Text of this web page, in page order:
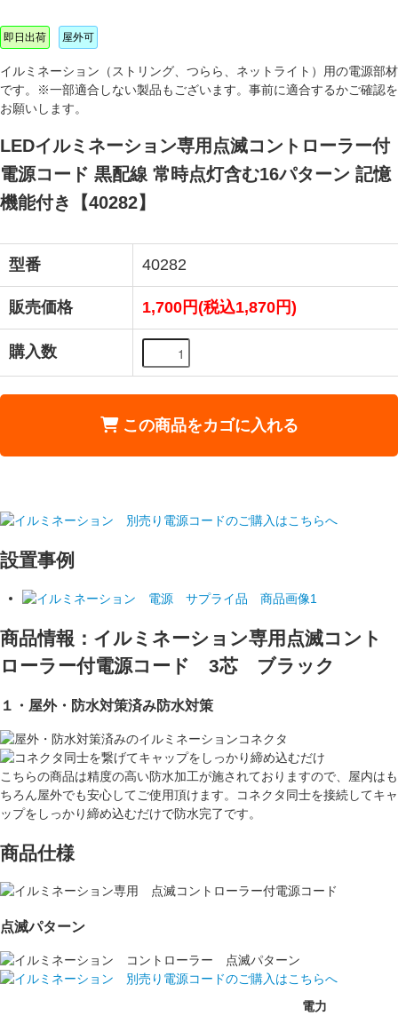
即日出荷 屋外可
イルミネーション（ストリング、つらら、ネットライト）用の電源部材
です。※一部適合しない製品もございます。事前に適合するかご確認を
お願いします。
LEDイルミネーション専用点滅コントローラー付
電源コード 黒配線 常時点灯含む16パターン 記憶
機能付き【40282】
型番 40282
販売価格 1,700円(税込1,870円)
購入数
設置事例
商品情報：イルミネーション専用点滅コント
ローラー付電源コード 3芯 ブラック
１・屋外・防水対策済み防水対策
こちらの商品は精度の高い防水加工が施されておりますので、屋内はも
ちろん屋外でも安心してご使用頂けます。コネクタ同士を接続してキャ
ップをしっかり締め込むだけで防水完了です。
商品仕様
点滅パターン
電力